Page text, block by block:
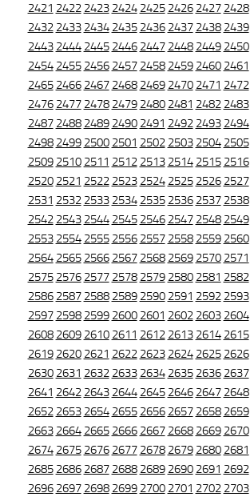
2421 2422 2423 2424 2425 2426 2427 2428
2432 2433 2434 2435 2436 2437 2438 2439
2443 2444 2445 2446 2447 2448 2449 2450
2454 2455 2456 2457 2458 2459 2460 2461
2465 2466 2467 2468 2469 2470 2471 2472
2476 2477 2478 2479 2480 2481 2482 2483
2487 2488 2489 2490 2491 2492 2493 2494
2498 2499 2500 2501 2502 2503 2504 2505
2509 2510 2511 2512 2513 2514 2515 2516
2520 2521 2522 2523 2524 2525 2526 2527
2531 2532 2533 2534 2535 2536 2537 2538
2542 2543 2544 2545 2546 2547 2548 2549
2553 2554 2555 2556 2557 2558 2559 2560
2564 2565 2566 2567 2568 2569 2570 2571
2575 2576 2577 2578 2579 2580 2581 2582
2586 2587 2588 2589 2590 2591 2592 2593
2597 2598 2599 2600 2601 2602 2603 2604
2608 2609 2610 2611 2612 2613 2614 2615
2619 2620 2621 2622 2623 2624 2625 2626
2630 2631 2632 2633 2634 2635 2636 2637
2641 2642 2643 2644 2645 2646 2647 2648
2652 2653 2654 2655 2656 2657 2658 2659
2663 2664 2665 2666 2667 2668 2669 2670
2674 2675 2676 2677 2678 2679 2680 2681
2685 2686 2687 2688 2689 2690 2691 2692
2696 2697 2698 2699 2700 2701 2702 2703